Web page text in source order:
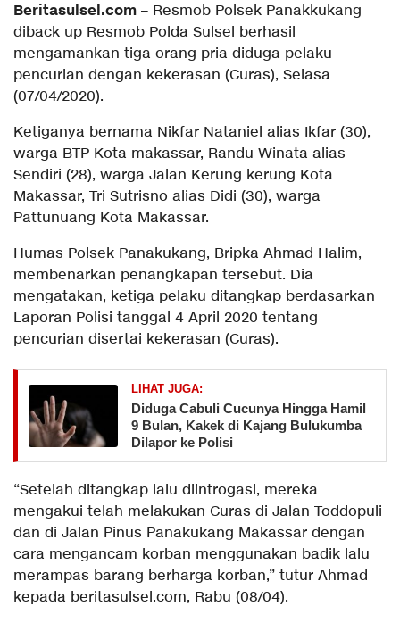
Beritasulsel.com – Resmob Polsek Panakkukang
diback up Resmob Polda Sulsel berhasil
mengamankan tiga orang pria diduga pelaku
pencurian dengan kekerasan (Curas), Selasa
(07/04/2020).
Ketiganya bernama Nikfar Nataniel alias Ikfar (30),
warga BTP Kota makassar, Randu Winata alias
Sendiri (28), warga Jalan Kerung kerung Kota
Makassar, Tri Sutrisno alias Didi (30), warga
Pattunuang Kota Makassar.
Humas Polsek Panakukang, Bripka Ahmad Halim,
membenarkan penangkapan tersebut. Dia
mengatakan, ketiga pelaku ditangkap berdasarkan
Laporan Polisi tanggal 4 April 2020 tentang
pencurian disertai kekerasan (Curas).
LIHAT JUGA:
Diduga Cabuli Cucunya Hingga Hamil
9 Bulan, Kakek di Kajang Bulukumba
Dilapor ke Polisi
“Setelah ditangkap lalu diintrogasi, mereka
mengakui telah melakukan Curas di Jalan Toddopuli
dan di Jalan Pinus Panakukang Makassar dengan
cara mengancam korban menggunakan badik lalu
merampas barang berharga korban,” tutur Ahmad
kepada beritasulsel.com, Rabu (08/04).